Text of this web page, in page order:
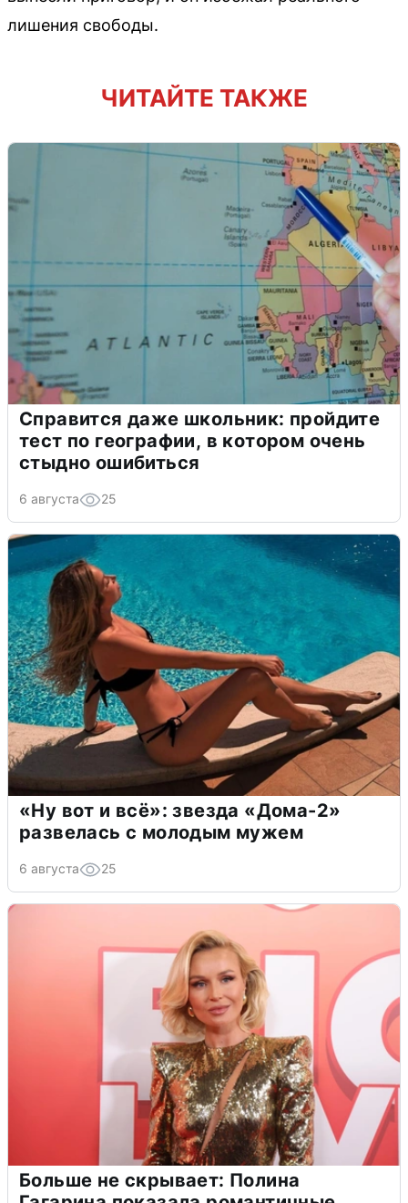
лишения свободы.
ЧИТАЙТЕ ТАКЖЕ
Справится даже школьник: пройдите
тест по географии, в котором очень
стыдно ошибиться
6 августа 25
«Ну вот и всё»: звезда «Дома-2»
развелась с молодым мужем
6 августа 25
Больше не скрывает: Полина